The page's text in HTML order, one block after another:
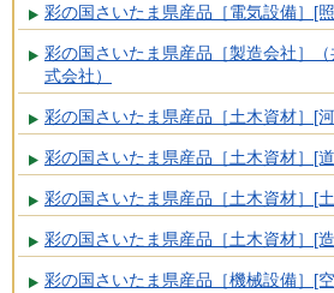
彩の国さいたま県産品［電気設備］[
彩の国さいたま県産品［製造会社］
式会社）
彩の国さいたま県産品［土木資材］[
彩の国さいたま県産品［土木資材］[
彩の国さいたま県産品［土木資材］[
彩の国さいたま県産品［土木資材］[
彩の国さいたま県産品［機械設備］[